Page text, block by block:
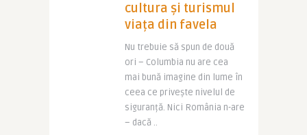
cultura și turismul
viața din favela
Nu trebuie să spun de două
ori – Columbia nu are cea
mai bună imagine din lume în
ceea ce privește nivelul de
siguranță. Nici România n-are
– dacă ..